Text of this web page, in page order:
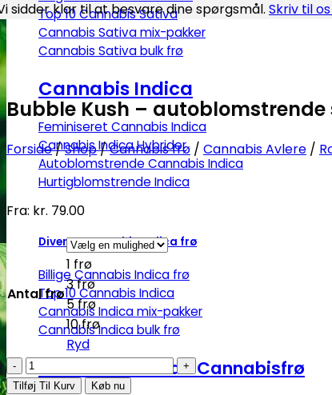
Top 10 Cannabis Sativa
Cannabis Sativa mix-pakker
Cannabis Sativa bulk frø
Cannabis Indica
Feminiseret Cannabis Indica
Cannabis Indica Hybrider
Autoblomstrende Cannabis Indica
Hurtigblomstrende Indica
Diverse Cannabis Indica frø
Billige Cannabis Indica frø
Top 10 Cannabis Indica
Cannabis Indica mix-pakker
Cannabis Indica bulk frø
Autoblomstrende Cannabisfrø
sidder klar til at besvare dine spørgsmål. Skriv til
Bubble Kush – autoblomstrende
Forside/Shop/Cannabis frø / Cannabis Avlere /
Fra: kr. 79.00
Antal frø
1 frø
3 frø
5 frø
10 frø
Ryd
Bubble
Kush
Tilføj Til Kurv Køb nu